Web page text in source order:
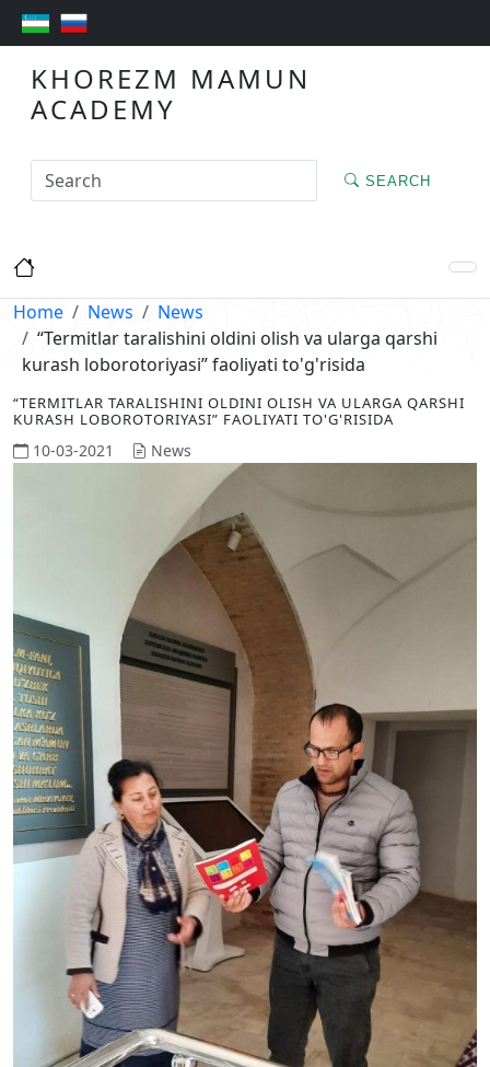
KHOREZM MAMUN
ACADEMY
SEARCH
Home News
News
“Termitlar taralishini oldini olish va ularga qarshi
kurash loborotoriyasi” faoliyati to'g'risida
“TERMITLAR TARALISHINI OLDINI OLISH VA ULARGA QARSHI
KURASH LOBOROTORIYASI” FAOLIYATI TO'G'RISIDA
10-03-2021 News